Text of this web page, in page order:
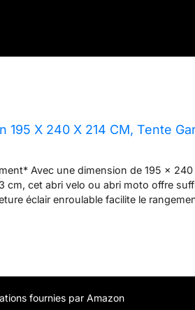
195 X 240 X 214 CM, Tente
Avec une dimension de 195 x
cm, cet abri velo ou abri moto offre
éclair enroulable facilite le
résistants à la corrosion et
par des poutres triangulaires
d'utiliser des pierres ou des
fournies par Amazon